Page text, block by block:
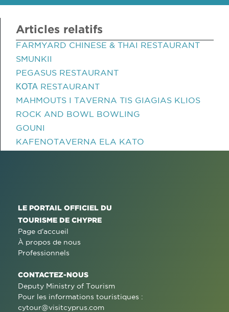
Articles relatifs
FARMYARD CHINESE & THAI RESTAURANT
SMUNKII
PEGASUS RESTAURANT
ΚΟΤΑ RESTAURANT
MAHMOUTS I TAVERNA TIS GIAGIAS KLIOS
ROCK AND BOWL BOWLING
GOUNI
KAFENOTAVERNA ELA KATO
LE PORTAIL OFFICIEL DU
TOURISME DE CHYPRE
Page d'accueil
À propos de nous
Professionnels
CONTACTEZ-NOUS
Deputy Ministry of Tourism
Pour les informations touristiques :
cytour@visitcyprus.com